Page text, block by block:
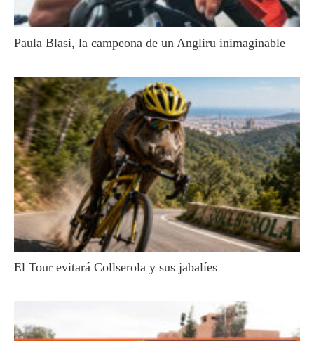
Paula Blasi, la campeona de un Angliru inimaginable
El Tour evitará Collserola y sus jabalíes